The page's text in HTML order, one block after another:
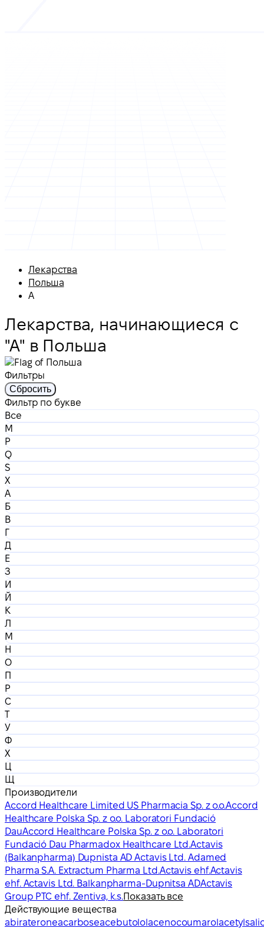
Лекарства
Польша
А
Лекарства, начинающиеся с
"А" в Польша
Фильтры
Сбросить
Фильтр по букве
Все
M
P
Q
S
X
А
Б
В
Г
Д
Е
З
И
Й
К
Л
М
Н
О
П
Р
С
Т
У
Ф
Х
Ц
Щ
Производители
Accord Healthcare Limited US Pharmacia Sp. z o.o.Accord
Healthcare Polska Sp. z o.o. Laboratori Fundació
DauAccord Healthcare Polska Sp. z o.o. Laboratori
Fundació Dau Pharmadox Healthcare Ltd.Actavis
(Balkanpharma) Dupnista AD Actavis Ltd. Adamed
Pharma S.A. Extractum Pharma Ltd.Actavis ehf.Actavis
ehf. Actavis Ltd. Balkanpharma-Dupnitsa ADActavis
Group PTC ehf. Zentiva, k.s.Показать все
Действующие вещества
abirateroneacarboseacebutololacenocoumarol